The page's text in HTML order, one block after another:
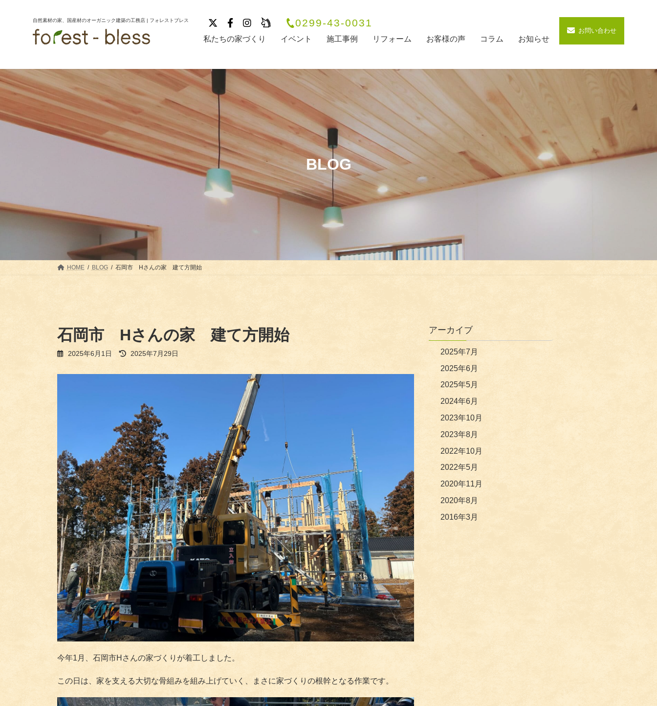
キ
ッ
プ
に
移
動
自然素材の家、国産材のオーガニック建築の工務店 | フォレストブレス 0299-43-0031
私たちの家づくり イベント 施工事例 リフォーム お客様の声 コラム お知らせ
お問い合わせ
BLOG
HOME BLOG 石岡市 Hさんの家 建て方開始
石岡市 Hさんの家 建て方開始
2025年6月1日
最
2025年7月29日
今年1月、石岡市Hさんの家づくりが着工しました。
この日は、家を支える大切な骨組みを組み上げていく、まさに家づくりの根幹となる作業です。
アーカイブ
2025年7月
2025年6月
2025年5月
2024年6月
2023年10月
2023年8月
2022年10月
2022年5月
2020年11月
2020年8月
2016年3月